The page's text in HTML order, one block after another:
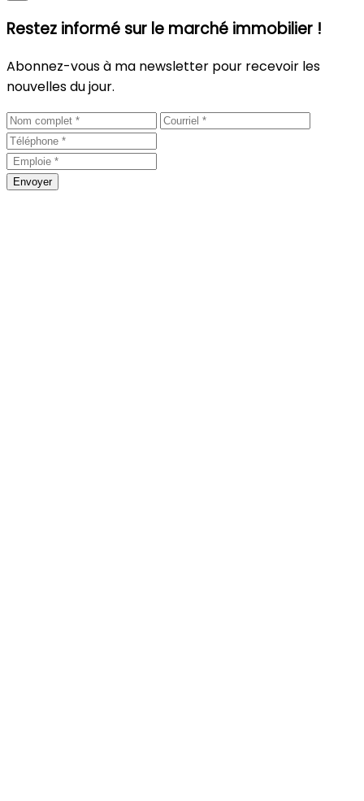
Restez informé sur le marché immobilier !
Abonnez-vous à ma newsletter pour recevoir les
nouvelles du jour.
Envoyer